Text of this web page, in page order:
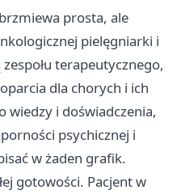
prosta, ale
pielęgniarki i
terapeutycznego,
dla chorych i ich
wiedzy i doświadczenia,
psychicznej i
w żaden grafik.
gotowości. Pacjent w